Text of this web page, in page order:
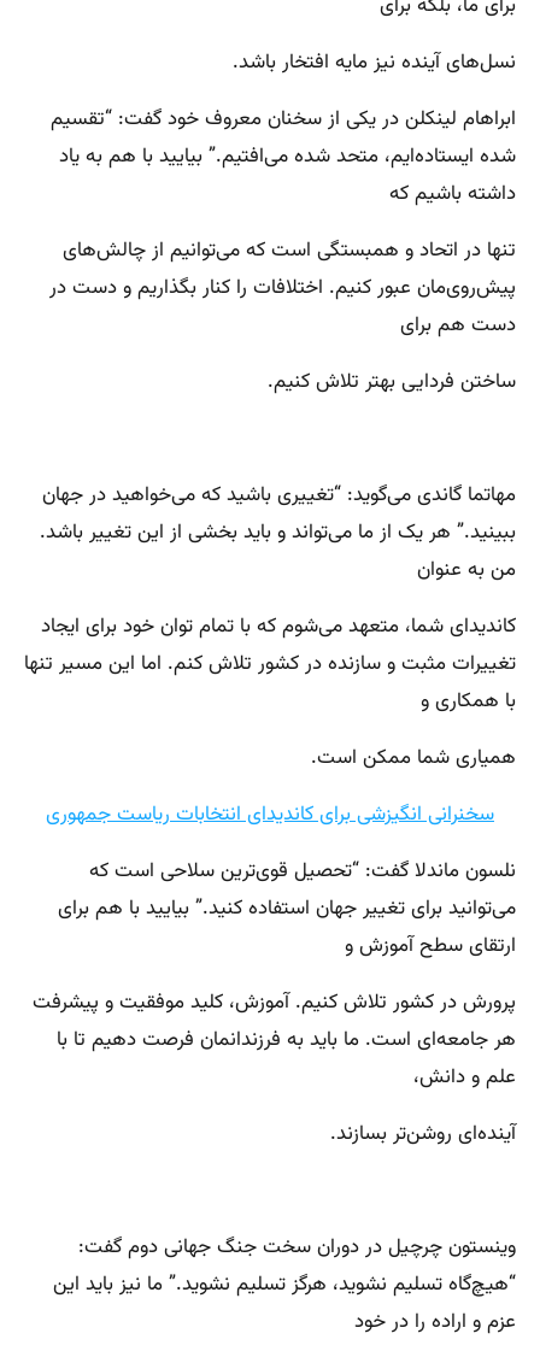
نسل‌های آینده نیز مایه افتخار باشد.
ابراهام لینکلن در یکی از سخنان معروف خود گفت: “تقسیم
شده ایستاده‌ایم، متحد شده می‌افتیم.” بیایید با هم به یاد
داشته باشیم که
تنها در اتحاد و همبستگی است که می‌توانیم از چالش‌های
پیش‌روی‌مان عبور کنیم. اختلافات را کنار بگذاریم و دست در
دست هم برای
ساختن فردایی بهتر تلاش کنیم.
مهاتما گاندی می‌گوید: “تغییری باشید که می‌خواهید در جهان
ببینید.” هر یک از ما می‌تواند و باید بخشی از این تغییر باشد.
من به عنوان
کاندیدای شما، متعهد می‌شوم که با تمام توان خود برای ایجاد
تغییرات مثبت و سازنده در کشور تلاش کنم. اما این مسیر تنها
با همکاری و
همیاری شما ممکن است.
سخنرانی انگیزشی برای کاندیدای انتخابات ریاست جمهوری
نلسون ماندلا گفت: “تحصیل قوی‌ترین سلاحی است که
می‌توانید برای تغییر جهان استفاده کنید.” بیایید با هم برای
ارتقای سطح آموزش و
پرورش در کشور تلاش کنیم. آموزش، کلید موفقیت و پیشرفت
هر جامعه‌ای است. ما باید به فرزندانمان فرصت دهیم تا با
علم و دانش،
آینده‌ای روشن‌تر بسازند.
وینستون چرچیل در دوران سخت جنگ جهانی دوم گفت:
“هیچ‌گاه تسلیم نشوید، هرگز تسلیم نشوید.” ما نیز باید این
عزم و اراده را در خود